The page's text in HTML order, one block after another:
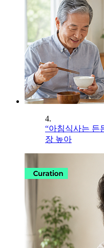
4.
“아침식사는 든
장 높아